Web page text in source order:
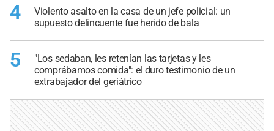
4
Violento asalto en la casa de un jefe policial: un
supuesto delincuente fue herido de bala
5
"Los sedaban, les retenían las tarjetas y les
comprábamos comida": el duro testimonio de un
extrabajador del geriátrico